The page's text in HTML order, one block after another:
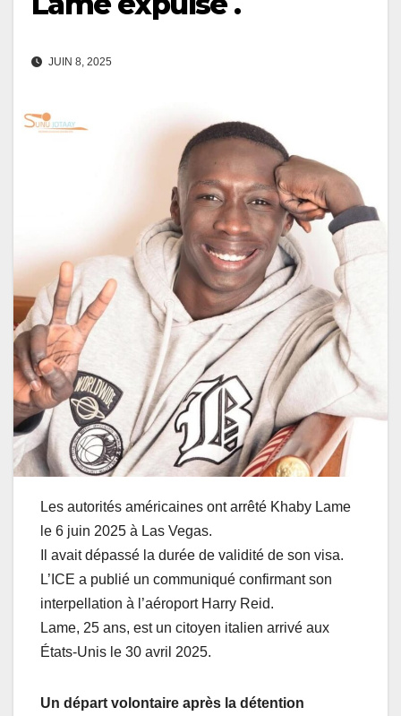
JUIN 8, 2025
Les autorités américaines ont arrêté Khaby Lame
le 6 juin 2025 à Las Vegas.
Il avait dépassé la durée de validité de son visa.
L’ICE a publié un communiqué confirmant son
interpellation à l’aéroport Harry Reid.
Lame, 25 ans, est un citoyen italien arrivé aux
États-Unis le 30 avril 2025.
Un départ volontaire après la détention